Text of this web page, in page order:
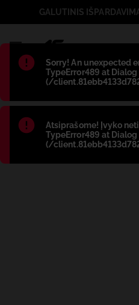
Błąd:
Sorry! An unexpected
TypeError489 at Dialog
(/
Błąd:
Atsiprašome! Įvyko
TypeError489 at Dialog
(/
GALUTINIS